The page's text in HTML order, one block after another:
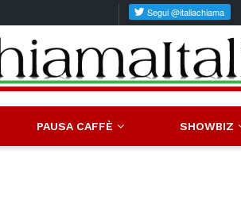
PAUSA CAFFÈ SHOWBIZ